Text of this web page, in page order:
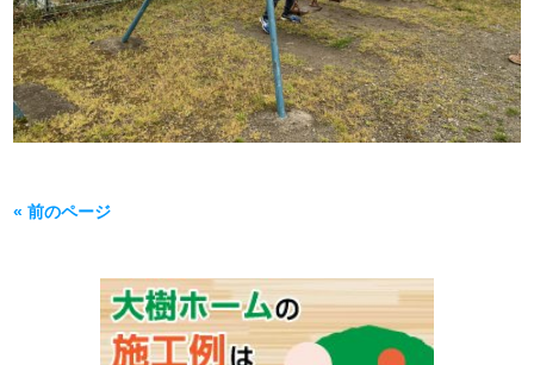
« 前のページ